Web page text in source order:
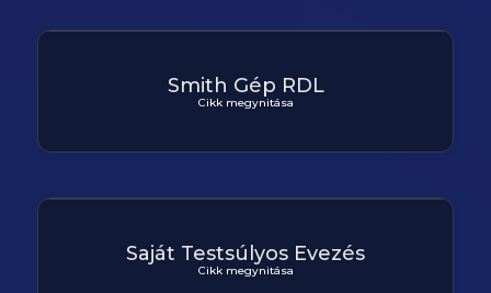
Smith Gép RDL
Cikk megynitása
Saját Testsúlyos Evezés
Cikk megynitása